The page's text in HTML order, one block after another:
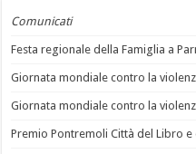
Comunicati
Festa regionale della Famiglia a
Giornata mondiale contro la
Giornata mondiale contro la
Premio Pontremoli Città del Libro e